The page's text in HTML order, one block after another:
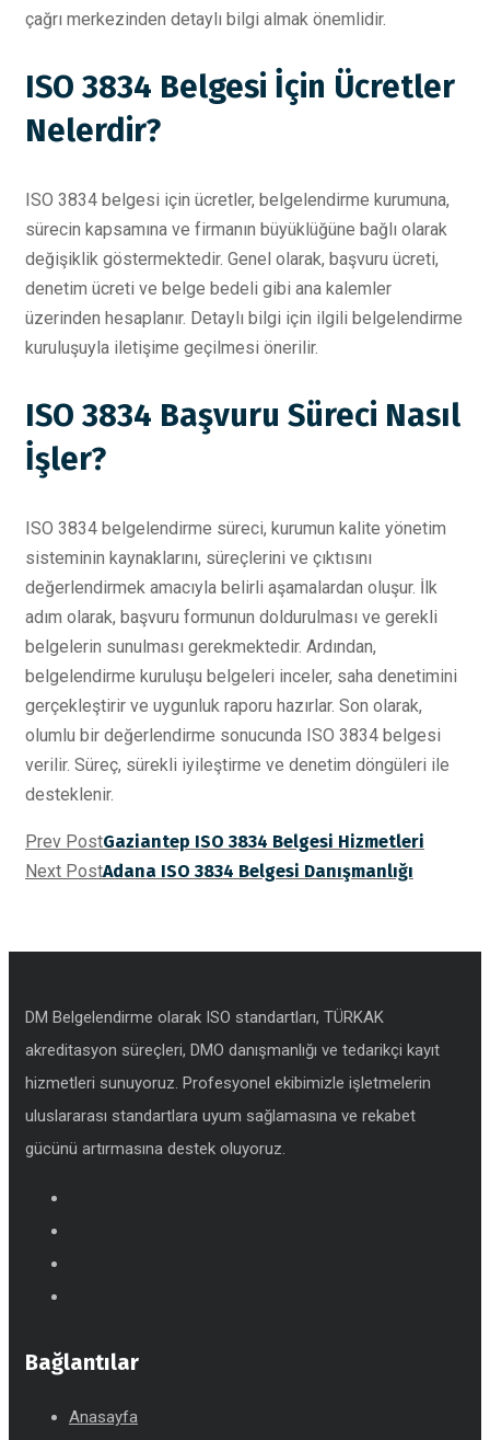
çağrı merkezinden detaylı bilgi almak önemlidir.
ISO 3834 Belgesi İçin Ücretler
Nelerdir?
ISO 3834 belgesi için ücretler, belgelendirme kurumuna,
sürecin kapsamına ve firmanın büyüklüğüne bağlı olarak
değişiklik göstermektedir. Genel olarak, başvuru ücreti,
denetim ücreti ve belge bedeli gibi ana kalemler
üzerinden hesaplanır. Detaylı bilgi için ilgili belgelendirme
kuruluşuyla iletişime geçilmesi önerilir.
ISO 3834 Başvuru Süreci Nasıl
İşler?
ISO 3834 belgelendirme süreci, kurumun kalite yönetim
sisteminin kaynaklarını, süreçlerini ve çıktısını
değerlendirmek amacıyla belirli aşamalardan oluşur. İlk
adım olarak, başvuru formunun doldurulması ve gerekli
belgelerin sunulması gerekmektedir. Ardından,
belgelendirme kuruluşu belgeleri inceler, saha denetimini
gerçekleştirir ve uygunluk raporu hazırlar. Son olarak,
olumlu bir değerlendirme sonucunda ISO 3834 belgesi
verilir. Süreç, sürekli iyileştirme ve denetim döngüleri ile
desteklenir.
Prev PostGaziantep ISO 3834 Belgesi Hizmetleri
Next PostAdana ISO 3834 Belgesi Danışmanlığı
DM Belgelendirme olarak ISO standartları, TÜRKAK
akreditasyon süreçleri, DMO danışmanlığı ve tedarikçi kayıt
hizmetleri sunuyoruz. Profesyonel ekibimizle işletmelerin
uluslararası standartlara uyum sağlamasına ve rekabet
gücünü artırmasına destek oluyoruz.
Bağlantılar
Anasayfa